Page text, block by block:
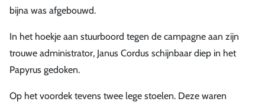
bijna was afgebouwd.
In het hoekje aan stuurboord tegen de campagne aan zijn
trouwe administrator, Janus Cordus schijnbaar diep in het
Papyrus gedoken.
Op het voordek tevens twee lege stoelen. Deze waren